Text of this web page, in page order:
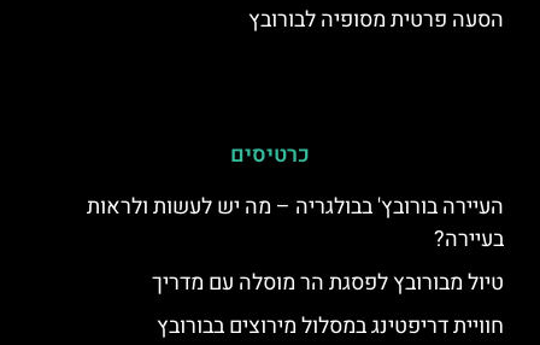
הסעה פרטית מסופיה לבורובץ
כרטיסים
העיירה בורובץ' בבולגריה – מה יש לעשות ולראות
בעיירה?
טיול מבורובץ לפסגת הר מוסלה עם מדריך
חוויית דריפטינג במסלול מירוצים בבורובץ